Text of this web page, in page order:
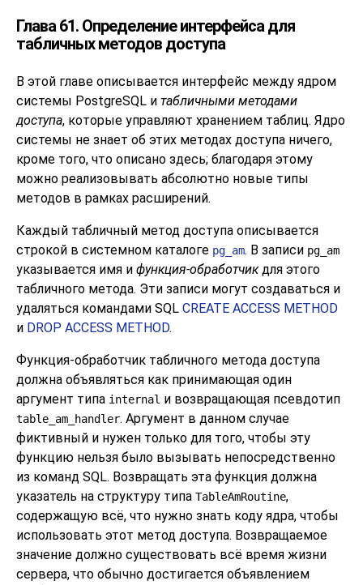
Глава 61. Определение интерфейса для
табличных методов доступа
В этой главе описывается интерфейс между ядром
системы PostgreSQL и табличными методами
доступа, которые управляют хранением таблиц. Ядро
системы не знает об этих методах доступа ничего,
кроме того, что описано здесь; благодаря этому
можно реализовывать абсолютно новые типы
методов в рамках расширений.
Каждый табличный метод доступа описывается
строкой в системном каталоге pg_am. В записи pg_am
указывается имя и функция-обработчикдля этого
табличного метода. Эти записи могут создаваться и
удаляться командами SQL CREATE ACCESS METHOD
и DROP ACCESS METHOD.
Функция-обработчик табличного метода доступа
должна объявляться как принимающая один
аргумент типа internal и возвращающая псевдотип
table_am_handler. Аргумент в данном случае
фиктивный и нужен только для того, чтобы эту
функцию нельзя было вызывать непосредственно
из команд SQL. Возвращать эта функция должна
указатель на структуру типа TableAmRoutine,
содержащую всё, что нужно знать коду ядра, чтобы
использовать этот метод доступа. Возвращаемое
значение должно существовать всё время жизни
сервера, что обычно достигается объявлением